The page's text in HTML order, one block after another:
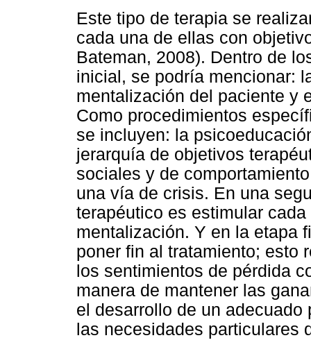
Este tipo de terapia se
cada una de ellas con
Bateman, 2008). Dentro de
inicial, se podría mencionar:
mentalización del paciente y
Como procedimientos
se incluyen: la
jerarquía de objetivos
sociales y de
una vía de crisis. En una
terapéutico es estimular
mentalización. Y en la etapa
poner fin al tratamiento; esto
los sentimientos de pérdida
manera de mantener las
el desarrollo de un
las necesidades particulares